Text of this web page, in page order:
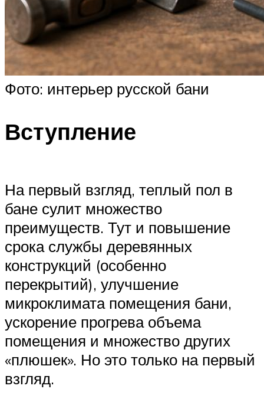
Фото: интерьер русской бани
Вступление
На первый взгляд, теплый пол в
бане сулит множество
преимуществ. Тут и повышение
срока службы деревянных
конструкций (особенно
перекрытий), улучшение
микроклимата помещения бани,
ускорение прогрева объема
помещения и множество других
«плюшек». Но это только на первый
взгляд.